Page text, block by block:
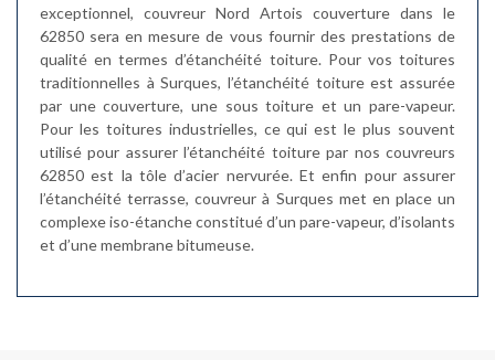
exceptionnel, couvreur Nord Artois couverture dans le
62850 sera en mesure de vous fournir des prestations de
qualité en termes d’étanchéité toiture. Pour vos toitures
traditionnelles à Surques, l’étanchéité toiture est assurée
par une couverture, une sous toiture et un pare-vapeur.
Pour les toitures industrielles, ce qui est le plus souvent
utilisé pour assurer l’étanchéité toiture par nos couvreurs
62850 est la tôle d’acier nervurée. Et enfin pour assurer
l’étanchéité terrasse, couvreur à Surques met en place un
complexe iso-étanche constitué d’un pare-vapeur, d’isolants
et d’une membrane bitumeuse.